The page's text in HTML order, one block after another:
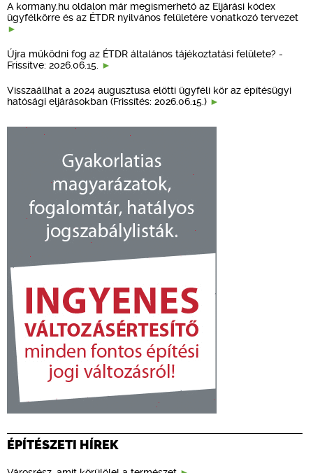
A kormany.hu oldalon már megismerhető az Eljárási kódex
ügyfélkörre és az ÉTDR nyilvános felületére vonatkozó tervezet
Újra működni fog az ÉTDR általános tájékoztatási felülete? -
Frissítve: 2026.06.15.
Visszaállhat a 2024 augusztusa előtti ügyféli kör az építésügyi
hatósági eljárásokban (Frissítés: 2026.06.15.)
ÉPÍTÉSZETI HÍREK